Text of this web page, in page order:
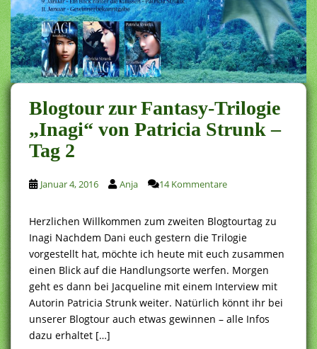
Blogtour zur Fantasy-Trilogie
„Inagi“ von Patricia Strunk –
Tag 2
Januar 4, 2016 Anja 14 Kommentare
Herzlichen Willkommen zum zweiten Blogtourtag zu
Inagi Nachdem Dani euch gestern die Trilogie
vorgestellt hat, möchte ich heute mit euch zusammen
einen Blick auf die Handlungsorte werfen. Morgen
geht es dann bei Jacqueline mit einem Interview mit
Autorin Patricia Strunk weiter. Natürlich könnt ihr bei
unserer Blogtour auch etwas gewinnen – alle Infos
dazu erhaltet […]